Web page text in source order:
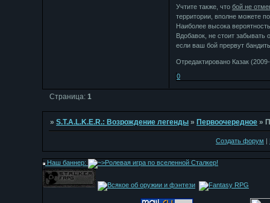
Учтите также, чтобой не
территории, вполне можете
Наиболее высока
Вдобавок, не стоит
если ваш бой прервут
Отредактировано Казак
0
Страница:1
»S.T.A.L.K.E.R.: Возрождение легенды »Первоочередное »
Создать форум
Наш баннер: